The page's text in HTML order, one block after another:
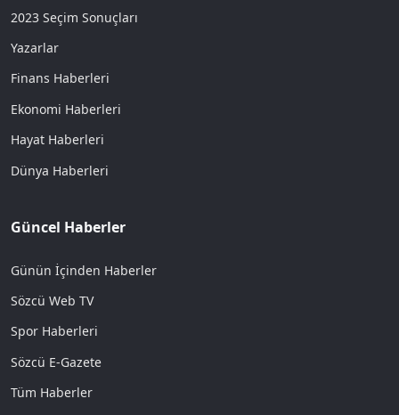
2023 Seçim Sonuçları
Yazarlar
Finans Haberleri
Ekonomi Haberleri
Hayat Haberleri
Dünya Haberleri
Güncel Haberler
Günün İçinden Haberler
Sözcü Web TV
Spor Haberleri
Sözcü E-Gazete
Tüm Haberler